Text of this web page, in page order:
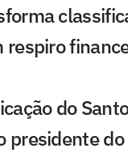
respiro
do
presidente do